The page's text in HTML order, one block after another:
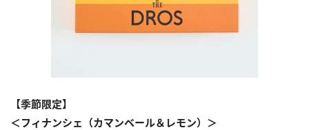
【季節限定】
＜フィナンシェ（カマンベール＆レモン）＞